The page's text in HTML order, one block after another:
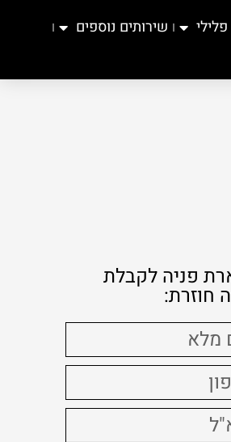
שירותים נוספים
פניה לקבלת
חוזרת: